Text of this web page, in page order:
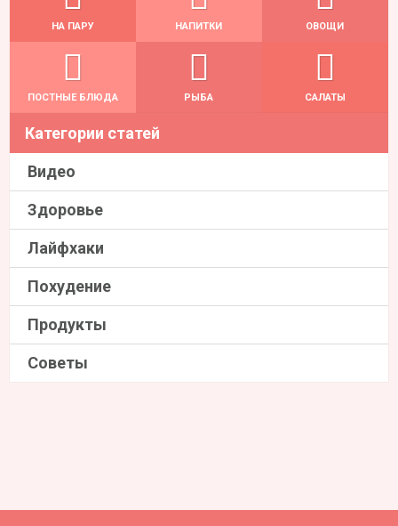
НА ПАРУ НАПИТКИ ОВОЩИ
ПОСТНЫЕ БЛЮДА РЫБА САЛАТЫ
Категории статей
Видео
Здоровье
Лайфхаки
Похудение
Продукты
Советы